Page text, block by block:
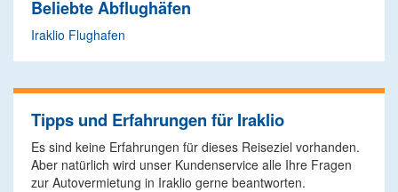
Beliebte Abflughäfen
Iraklio Flughafen
Tipps und Erfahrungen für Iraklio
Es sind keine Erfahrungen für dieses Reiseziel vorhanden.
Aber natürlich wird unser Kundenservice alle Ihre Fragen
zur Autovermietung in Iraklio gerne beantworten.